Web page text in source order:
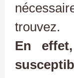
trouvez.
En